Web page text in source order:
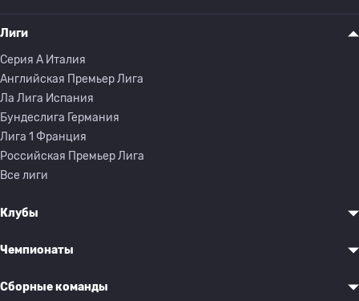
Лиги
Серия A Италия
Английская Премьер Лига
Ла Лига Испания
Бундеслига Германия
Лига 1 Франция
Российская Премьер Лига
Все лиги
Клубы
Чемпионаты
Сборные команды